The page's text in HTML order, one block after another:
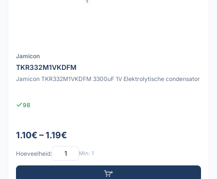
Jamicon
TKR332M1VKDFM
Jamicon TKR332M1VKDFM 3300uF 1V Elektrolytische condensator
98
1.10€ – 1.19€
Hoeveelheid: Min: 1